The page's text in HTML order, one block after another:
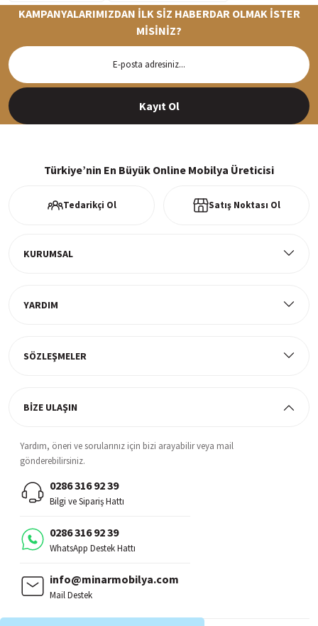
Siparişleriniz en kısa sürede hazırlanarak kargoya verilir
KAMPANYALARIMIZDAN İLK SİZ HABERDAR OLMAK İSTER
MİSİNİZ?
Kayıt Ol
Türkiye’nin En Büyük Online Mobilya Üreticisi
Tedarikçi Ol Satış Noktası Ol
KURUMSAL
YARDIM
SÖZLEŞMELER
BİZE ULAŞIN
Yardım, öneri ve sorularınız için bizi arayabilir veya mail
gönderebilirsiniz.
0286 316 92 39
Bilgi ve Sipariş Hattı
0286 316 92 39
WhatsApp Destek Hattı
info@minarmobilya.com
Mail Destek